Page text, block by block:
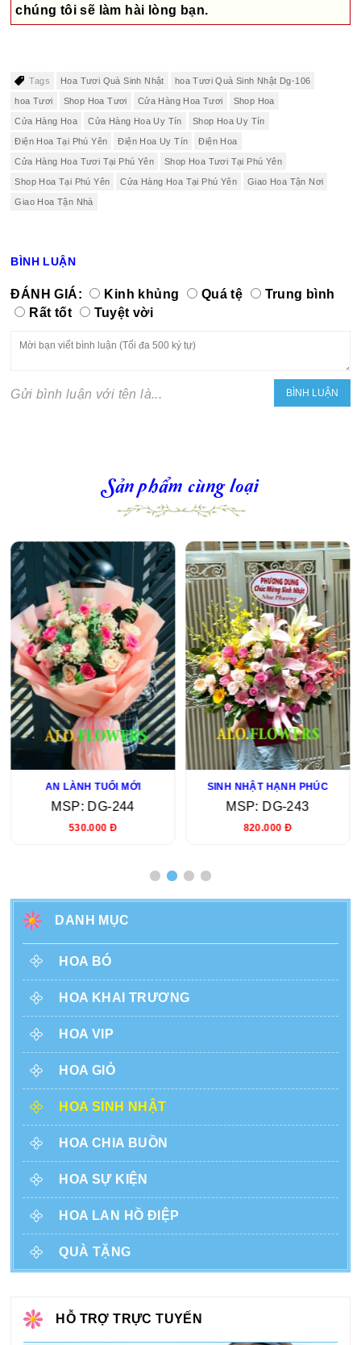
chúng tôi sẽ làm hài lòng bạn.
Tags Hoa Tươi Quà Sinh Nhật hoa Tươi Quà Sinh Nhật Dg-106
hoa Tươi Shop Hoa Tươi Cửa Hàng Hoa Tươi Shop Hoa
Cửa Hàng Hoa Cửa Hàng Hoa Uy Tín Shop Hoa Uy Tín
Điện Hoa Tại Phú Yên Điện Hoa Uy Tín Điện Hoa
Cửa Hàng Hoa Tươi Tại Phú Yên Shop Hoa Tươi Tại Phú Yên
Shop Hoa Tại Phú Yên Cửa Hàng Hoa Tại Phú Yên Giao Hoa Tận Nơi
Giao Hoa Tận Nhà
BÌNH LUẬN
ĐÁNH GIÁ: Kinh khủng Quá tệ
Trung bình
Rất tốt
Tuyệt vời
Gửi bình luận với tên là...
Sản phẩm cùng loại
AN LÀNH TUỔI MỚI
MSP: DG-244
530.000 Đ
SINH NHẬT HẠNH PHÚC
MSP: DG-243
820.000 Đ
DANH MỤC
HOA BÓ
HOA KHAI TRƯƠNG
HOA VIP
HOA GIỎ
HOA SINH NHẬT
HOA CHIA BUỒN
HOA SỰ KIỆN
HOA LAN HỒ ĐIỆP
QUÀ TẶNG
HỖ TRỢ TRỰC TUYẾN